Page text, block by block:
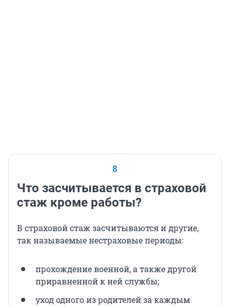
8
Что засчитывается в страховой
стаж кроме работы?
В страховой стаж засчитываются и другие,
так называемые нестраховые периоды:
прохождение военной, а также другой
приравненной к ней службы;
уход одного из родителей за каждым